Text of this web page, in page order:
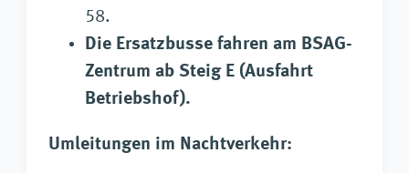
58.
Die Ersatzbusse fahren am BSAG-
Zentrum ab Steig E (Ausfahrt
Betriebshof).
Umleitungen im Nachtverkehr: